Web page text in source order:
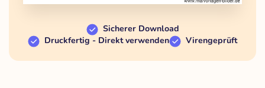
Sicherer Download
Druckfertig - Direkt verwenden
Virengeprüft